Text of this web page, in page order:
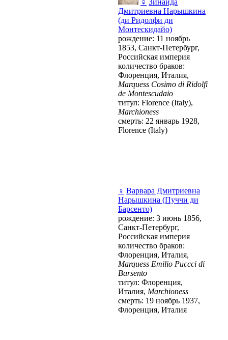
♀ Зинаида
Дмитриевна Нарышкина
(ди Ридолфи ди
Монтескидайо)
рождение: 11 ноябрь
1853, Санкт-Петербург,
Российская империя
количество браков:
Флоренция, Италия,
Marquess Cosimo di Ridolfi
de Montescudaio
титул: Florence (Italy),
Marchioness
смерть: 22 январь 1928,
Florence (Italy)
♀ Варвара Дмитриевна
Нарышкина (Пуччи ди
Барсенто)
рождение: 3 июнь 1856,
Санкт-Петербург,
Российская империя
количество браков:
Флоренция, Италия,
Marquess Emilio Puccci di
Barsento
титул: Флоренция,
Италия, Marchioness
смерть: 19 ноябрь 1937,
Флоренция, Италия